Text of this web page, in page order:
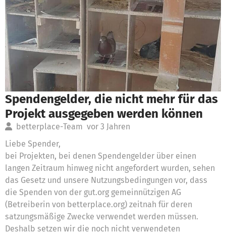
Spendengelder, die nicht mehr für das
Projekt ausgegeben werden können
betterplace-Team vor 3 Jahren
Liebe Spender,
bei Projekten, bei denen Spendengelder über einen
langen Zeitraum hinweg nicht angefordert wurden, sehen
das Gesetz und unsere Nutzungsbedingungen vor, dass
die Spenden von der gut.org gemeinnützigen AG
(Betreiberin von betterplace.org) zeitnah für deren
satzungsmäßige Zwecke verwendet werden müssen.
Deshalb setzen wir die noch nicht verwendeten